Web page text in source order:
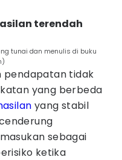
terendah
tunai dan menulis di buku
pendapatan tidak
yang berbeda
yang stabil
sebagai
ketika